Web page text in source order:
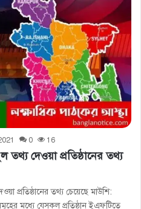
0 16
দেওয়া প্রতিষ্ঠানের তথ্য
প্রতিষ্ঠানের তথ্য চেয়েছে মাউশি:
মধ্যে যেসকল প্রতিষ্ঠান ইএফটিতে